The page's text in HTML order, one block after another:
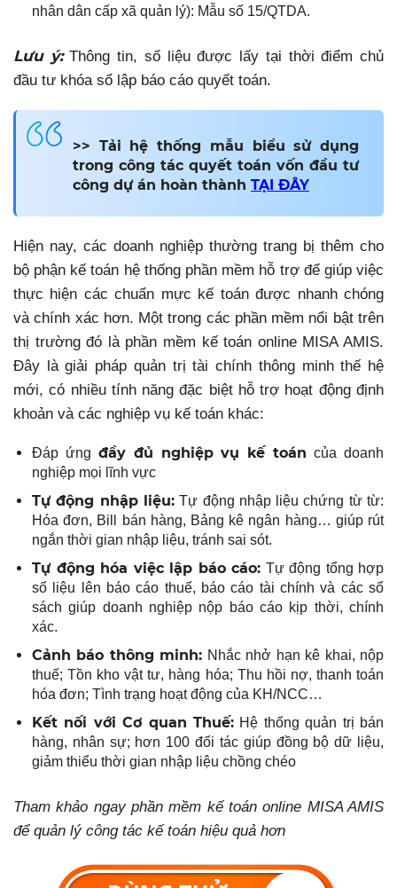
nhân dân cấp xã quản lý): Mẫu số 15/QTDA.
Lưu ý:Thông tin, số liệu được lấy tại thời điểm chủ
đầu tư khóa sổ lập báo cáo quyết toán.
>> Tải hệ thống mẫu biểu sử dụng
trong công tác quyết toán vốn đầu tư
công dự án hoàn thành TẠI ĐÂY
Hiện nay, các doanh nghiệp thường trang bị thêm cho
bộ phận kế toán hệ thống phần mềm hỗ trợ để giúp việc
thực hiện các chuẩn mực kế toán được nhanh chóng
và chính xác hơn. Một trong các phần mềm nổi bật trên
thị trường đó là phần mềm kế toán online MISA AMIS.
Đây là giải pháp quản trị tài chính thông minh thế hệ
mới, có nhiều tính năng đặc biệt hỗ trợ hoạt động định
khoản và các nghiệp vụ kế toán khác:
Đáp ứng đầy đủ nghiệp vụ kế toán của doanh
nghiệp mọi lĩnh vực
Tự động nhập liệu:Tự động nhập liệu chứng từ từ:
Hóa đơn, Bill bán hàng, Bảng kê ngân hàng… giúp rút
ngắn thời gian nhập liệu, tránh sai sót.
Tự động hóa việc lập báo cáo: Tự động tổng hợp
số liệu lên báo cáo thuế, báo cáo tài chính và các sổ
sách giúp doanh nghiệp nộp báo cáo kịp thời, chính
xác.
Cảnh báo thông minh: Nhắc nhở hạn kê khai, nộp
thuế; Tồn kho vật tư, hàng hóa; Thu hồi nợ, thanh toán
hóa đơn; Tình trạng hoạt động của KH/NCC…
Kết nối với Cơ quan Thuế: Hệ thống quản trị bán
hàng, nhân sự; hơn 100 đối tác giúp đồng bộ dữ liệu,
giảm thiểu thời gian nhập liệu chồng chéo
Tham khảo ngay phần mềm kế toán online MISA AMIS
để quản lý công tác kế toán hiệu quả hơn